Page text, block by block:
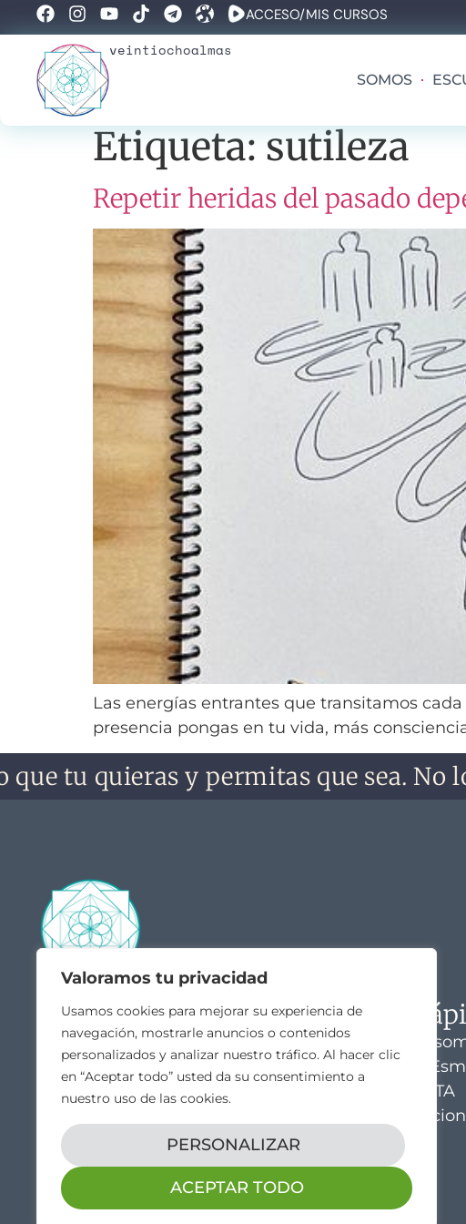
Valoramos tu privacidad
Usamos cookies para mejorar su experiencia de
navegación, mostrarle anuncios o contenidos
personalizados y analizar nuestro tráfico. Al hacer clic
en “Aceptar todo” usted da su consentimiento a
nuestro uso de las cookies.
PERSONALIZAR
ACEPTAR TODO
ACCESO/MIS CURSOS
veintiochoalmas
SOMOS
Etiqueta:sutileza
Repetir heridas del pasado
Las energías entrantes que transitamos
presencia pongas en tu vida, más
tu quieras y permitas que sea. No
Contacto
hola@veintiochoalmas.com
Apdo. de Correos 28 Orduña,
Bizkaia
Acceso
Quiénes
Escuela
MI CUENTA
Vídeos
Aviso legalPropiedad intelectualPolítica de cookies